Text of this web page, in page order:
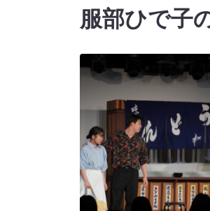
服部ひで子